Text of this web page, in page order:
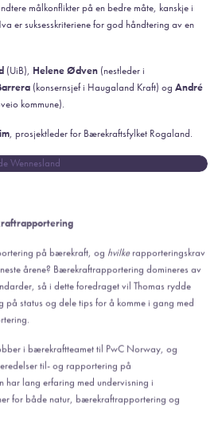
målkonflikter på en bedre måte, kanskje i
er suksesskriteriene for god håndtering av en
(UiB), Helene Ødven (nestleder i
(konsernsjef i Haugaland Kraft) ogAndré
kommune).
, prosjektleder for Bærekraftsfylket Rogaland.
på bærekraft, og hvilkerapporteringskrav
årene? Bærekraftrapportering domineres av
så i dette foredraget vil Thomas rydde
status og dele tips for å komme i gang med
i bærekraftteamet til PwC Norway, og
til- og rapportering på
har lang erfaring med undervisning i
for både natur, bærekraftrapportering og